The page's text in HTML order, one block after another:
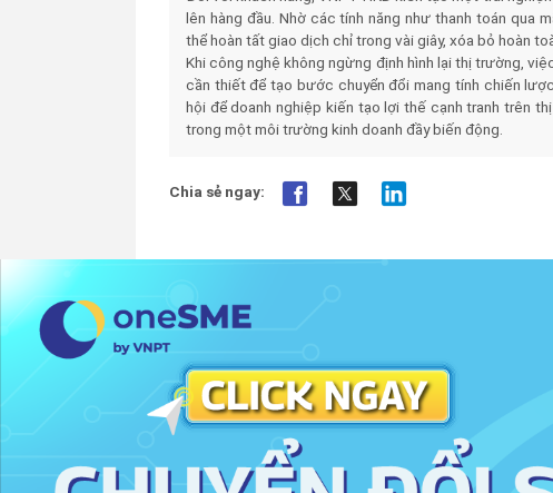
lên hàng đầu. Nhờ các tính năng như thanh toán qua
thể hoàn tất giao dịch chỉ trong vài giây, xóa bỏ hoàn
Khi công nghệ không ngừng định hình lại thị trường,
cần thiết để tạo bước chuyển đổi mang tính chiến
hội để doanh nghiệp kiến tạo lợi thế cạnh tranh trên
trong một môi trường kinh doanh đầy biến động.
Chia sẻ ngay: